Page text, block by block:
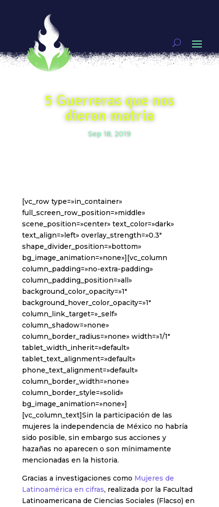
5 Guerreras que nos
dieron matria
Sep 18, 2019
[vc_row type=»in_container»
full_screen_row_position=»middle»
scene_position=»center» text_color=»dark»
text_align=»left» overlay_strength=»0.3″
shape_divider_position=»bottom»
bg_image_animation=»none»][vc_column
column_padding=»no-extra-padding»
column_padding_position=»all»
background_color_opacity=»1″
background_hover_color_opacity=»1″
column_link_target=»_self»
column_shadow=»none»
column_border_radius=»none» width=»1/1″
tablet_width_inherit=»default»
tablet_text_alignment=»default»
phone_text_alignment=»default»
column_border_width=»none»
column_border_style=»solid»
bg_image_animation=»none»]
[vc_column_text]Sin la participación de las
mujeres la independencia de México no habría
sido posible, sin embargo sus acciones y
hazañas no aparecen o son mínimamente
mencionadas en la historia.
Gracias a investigaciones como Mujeres de
Latinoamérica en cifras, realizada por la Facultad
Latinoamericana de Ciencias Sociales (Flacso) en